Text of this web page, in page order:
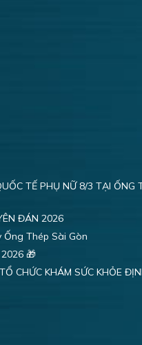
TẾ PHỤ NỮ 8/3 TẠI ỐNG
ĐÁN 2026
Thép Sài Gòn
🎁
CHỨC KHÁM SỨC KHỎE